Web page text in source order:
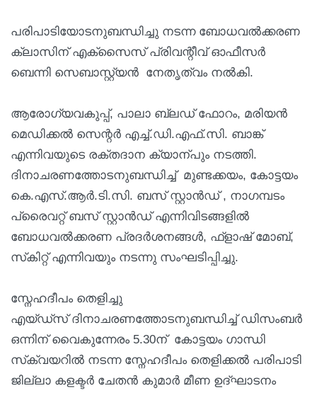
പരിപാടിയോടനുബന്ധിച്ചു നടന്ന ബോധവല്‍ക്കരണ
ക്ലാസിന് എക്സൈസ് പ്രിവന്റീവ് ഓഫീസര്‍
ബെന്നി സെബാസ്റ്റ്യന്‍ നേതൃത്വം നല്‍കി.
ആരോഗ്യവകുപ്പ്, പാലാ ബ്ലഡ് ഫോറം, മരിയന്‍
മെഡിക്കല്‍ സെന്റര്‍ എച്ച്.ഡി.എഫ്.സി. ബാങ്ക്
എന്നിവയുടെ രക്തദാന ക്യാന്പും നടത്തി.
ദിനാചരണത്തോടനുബന്ധിച്ച് മുണ്ടക്കയം, കോട്ടയം
കെ.എസ്.ആര്‍.ടി.സി. ബസ് സ്റ്റാന്‍ഡ് , നാഗമ്പടം
പ്രൈവറ്റ് ബസ് സ്റ്റാന്‍ഡ് എന്നിവിടങ്ങളില്‍
ബോധവല്‍ക്കരണ പ്രദര്‍ശനങ്ങള്‍, ഫ്ളാഷ് മോബ്,
സ്‌കിറ്റ് എന്നിവയും നടന്നു സംഘടിപ്പിച്ചു.
സ്നേഹദീപം തെളിച്ചു
എയ്ഡ്സ് ദിനാചരണത്തോടനുബന്ധിച്ച് ഡിസംബര്‍
ഒന്നിന് വൈകുന്നേരം 5.30ന് കോട്ടയം ഗാന്ധി
സ്‌ക്വയറില്‍ നടന്ന സ്നേഹദീപം തെളിക്കല്‍ പരിപാടി
ജില്ലാ കളക്ടര്‍ ചേതന്‍ കുമാര്‍ മീണ ഉദ്ഘാടനം